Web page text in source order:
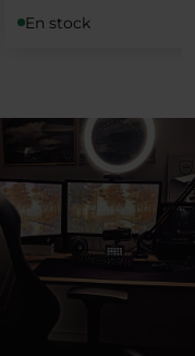
En stock